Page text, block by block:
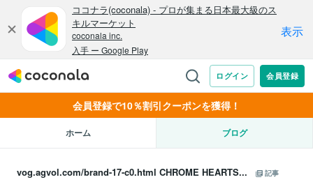
会員登録で10％割引クーポンを獲得！
ホーム ブログ
vog.agvol.com/brand-17-c0.html CHROME HEARTS...
記事